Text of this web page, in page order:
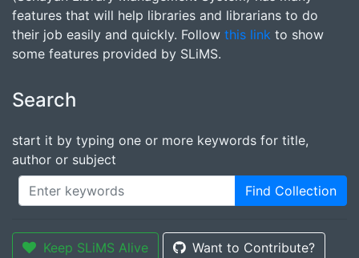
features that will help libraries and librarians to do
their job easily and quickly. Follow this link to show
some features provided by SLiMS.
Search
start it by typing one or more keywords for title,
author or subject
Find Collection
Keep SLiMS Alive Want to Contribute?